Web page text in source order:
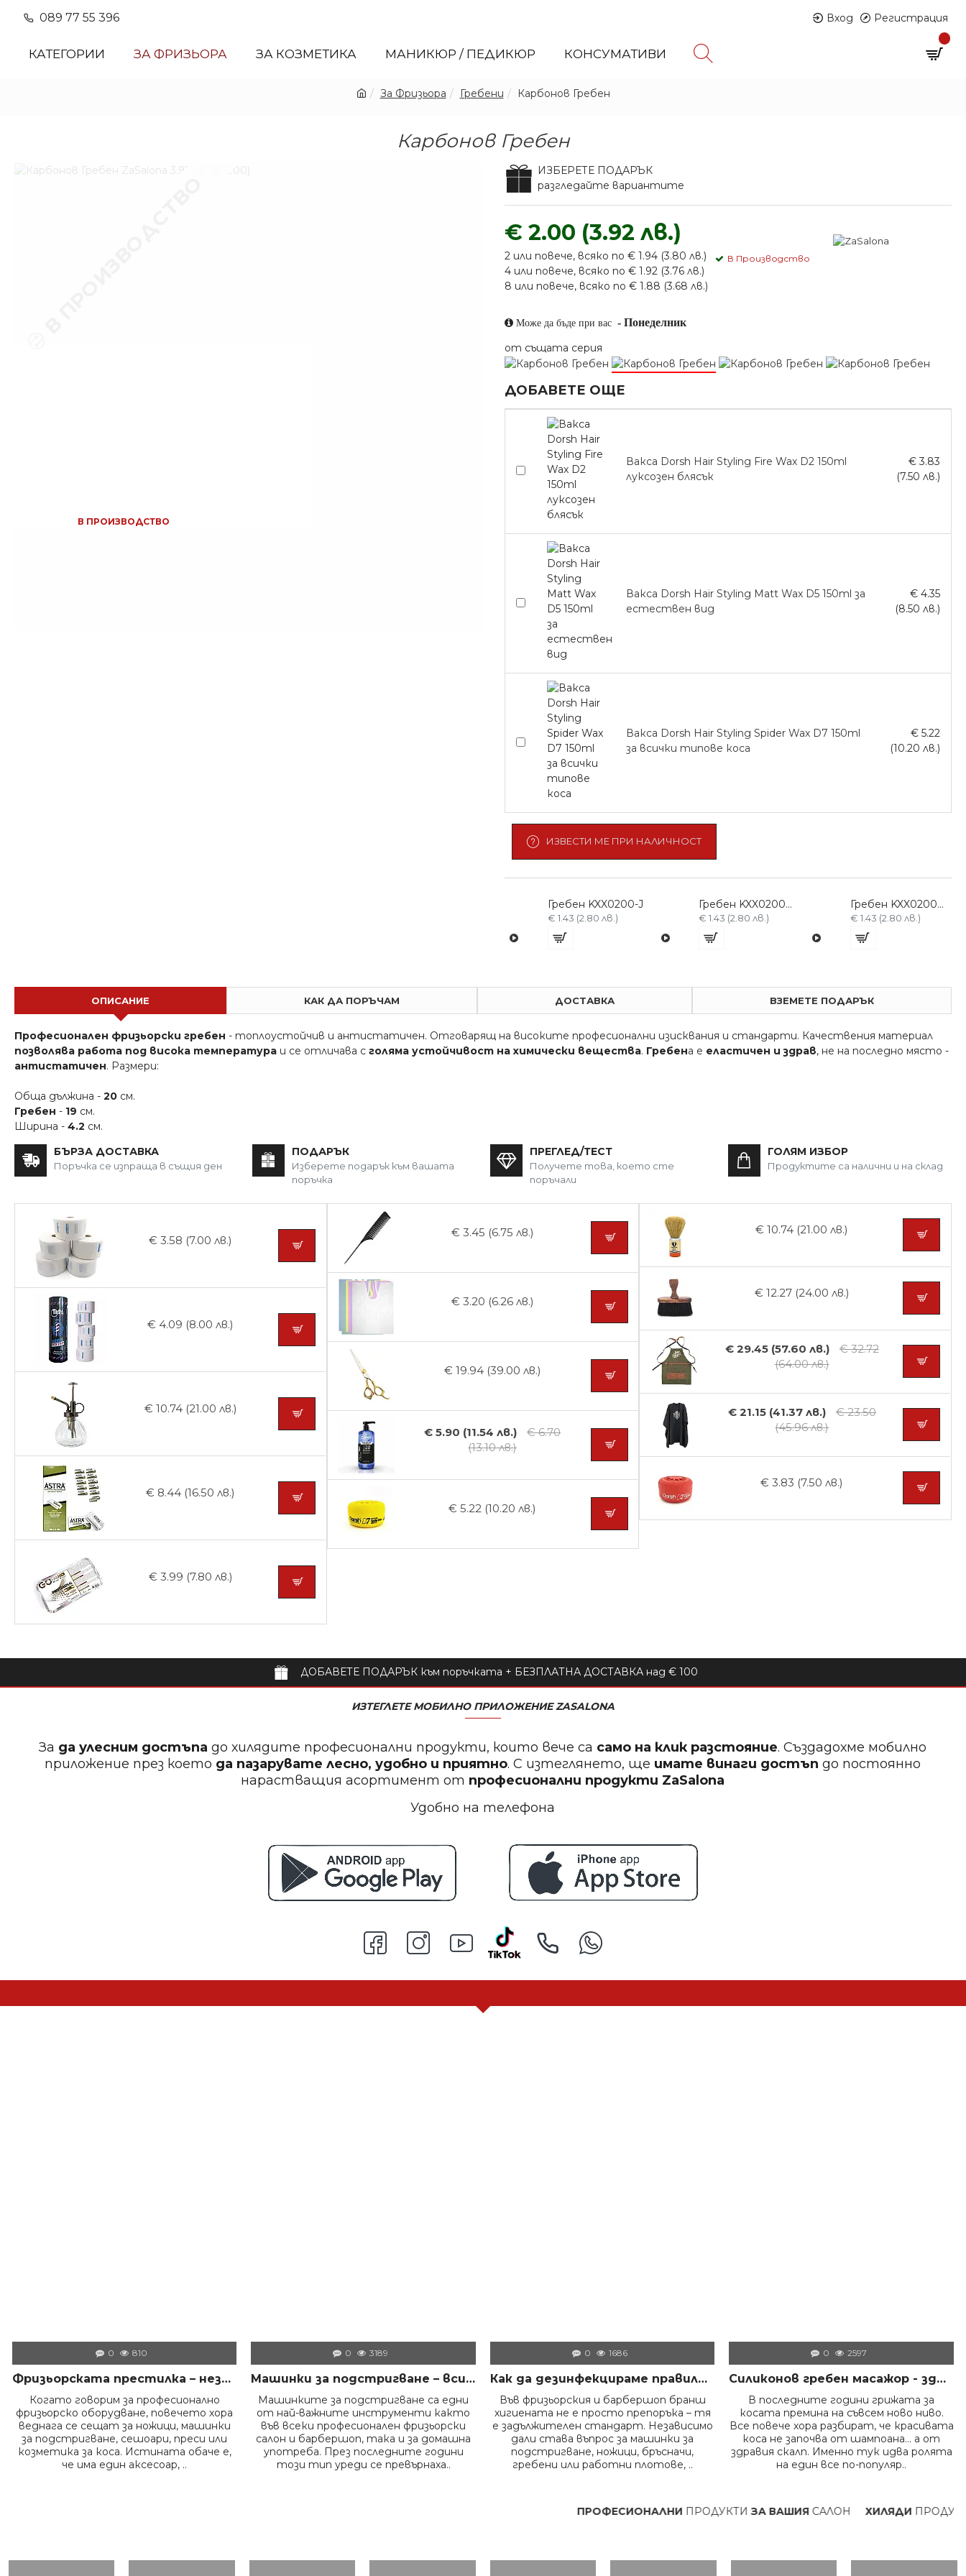
089 77 55 396 Вход Регистрация
КАТЕГОРИИ ЗА ФРИЗЬОРА ЗА КОЗМЕТИКА МАНИКЮР / ПЕДИКЮР КОНСУМАТИВИ
За Фризьора Гребени Карбонов Гребен
Карбонов Гребен
В ПРОИЗВОДСТВО
ИЗБЕРЕТЕ ПОДАРЪК
разгледайте вариантите
€ 2.00 (3.92 лв.)
2 или повече, всяко по € 1.94 (3.80 лв.)
4 или повече, всяко по € 1.92 (3.76 лв.)
8 или повече, всяко по € 1.88 (3.68 лв.)
В Производство
Може да бъде при вас - Понеделник
от същата серия
ДОБАВЕТЕ ОЩЕ
Вакса Dorsh Hair Styling Fire Wax D2 150ml
луксозен блясък
€ 3.83
(7.50 лв.)
Вакса Dorsh Hair Styling Matt Wax D5 150ml за
естествен вид
€ 4.35
(8.50 лв.)
Вакса Dorsh Hair Styling Spider Wax D7 150ml
за всички типове коса
€ 5.22
(10.20 лв.)
ИЗВЕСТИ МЕ ПРИ НАЛИЧНОСТ
Гребен KXX0200-J
€ 1.43 (2.80 лв.)
Гребен KXX0200-L
€ 1.43 (2.80 лв.)
Гребен KXX0200-Z
€ 1.43 (2.80 лв.)
ОПИСАНИЕ КАК ДА ПОРЪЧАМ ДОСТАВКА ВЗЕМЕТЕ ПОДАРЪК
Професионален фризьорски гребен - топлоустойчив и антистатичен. Отговарящ на високите професионални изисквания и стандарти. Качествения материал
позволява работа под висока температура и се отличава с голяма устойчивост на химически вещества. Гребена е еластичен и здрав, не на последно място -
антистатичен. Размери:
Обща дължина - 20 см.
Гребен - 19 см.
Ширина - 4.2 см.
БЪРЗА ДОСТАВКА
Поръчка се изпраща в същия ден
ПОДАРЪК
Изберете подарък към вашата
поръчка
ПРЕГЛЕД/ТЕСТ
Получете това, което сте
поръчали
ГОЛЯМ ИЗБОР
Продуктите са налични и на склад
€ 3.58 (7.00 лв.)
€ 4.09 (8.00 лв.)
€ 10.74 (21.00 лв.)
€ 8.44 (16.50 лв.)
€ 3.99 (7.80 лв.)
€ 3.45 (6.75 лв.)
€ 3.20 (6.26 лв.)
€ 19.94 (39.00 лв.)
€ 5.90 (11.54 лв.)
€ 6.70
(13.10 лв.)
€ 5.22 (10.20 лв.)
€ 10.74 (21.00 лв.)
€ 12.27 (24.00 лв.)
€ 29.45 (57.60 лв.)
€ 32.72
(64.00 лв.)
€ 21.15 (41.37 лв.)
€ 23.50
(45.96 лв.)
€ 3.83 (7.50 лв.)
ДОБАВЕТЕ ПОДАРЪК към поръчката + БЕЗПЛАТНА ДОСТАВКА над € 100
ИЗТЕГЛЕТЕ МОБИЛНО ПРИЛОЖЕНИЕ ZASALONA
За да улесним достъпадо хилядите професионални продукти, които вече са само на клик разстояние. Създадохме мобилно
приложение през което да пазарувате лесно, удобно и приятно. С изтеглянето, ще имате винаги достъп до постоянно
нарастващия асортимент от професионални продукти ZaSalona
Удобно на телефона
0 810
Фризьорската престилка – незаменимият помощник на всеки професионалист в салона
Когато говорим за професионално
фризьорско оборудване, повечето хора
веднага се сещат за ножици, машинки
за подстригване, сешоари, преси или
козметика за коса. Истината обаче е,
че има един аксесоар, ..
0 3189
Машинки за подстригване – всичко, което трябва да знаем преди да изберем правилния модел
Машинките за подстригване са едни
от най-важните инструменти както
във всеки професионален фризьорски
салон и барбершоп, така и за домашна
употреба. През последните години
този тип уреди се превърнаха..
0 1686
Как да дезинфекцираме правилно инструментите във фризьорски салон – пълно професионално ръководство
Във фризьорския и барбершоп бранш
хигиената не е просто препоръка – тя
е задължителен стандарт. Независимо
дали става въпрос за машинки за
подстригване, ножици, бръсначи,
гребени или работни плотове, ..
0 2597
Силиконов гребен масажор - здрава коса и скалп
В последните години грижата за
косата премина на съвсем ново ниво.
Все повече хора разбират, че красивата
коса не започва от шампоана… а от
здравия скалп. Именно тук идва ролята
на един все по-популяр..
ПРОФЕСИОНАЛНИПРОДУКТИЗА ВАШИЯСАЛОН ХИЛЯДИ